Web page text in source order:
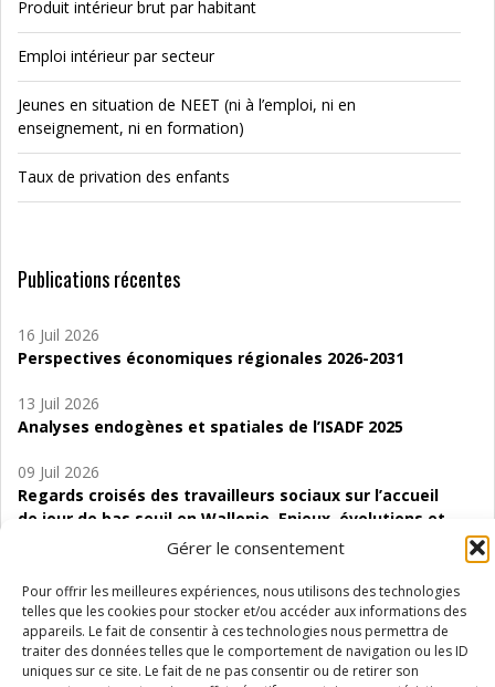
Gérer le consentement
Pour offrir les meilleures expériences, nous utilisons des technologies
telles que les cookies pour stocker et/ou accéder aux informations des
appareils. Le fait de consentir à ces technologies nous permettra de
traiter des données telles que le comportement de navigation ou les ID
uniques sur ce site. Le fait de ne pas consentir ou de retirer son
Produit intérieur brut par habitant
Emploi intérieur par secteur
Jeunes en situation de NEET (ni à l’emploi, ni en
enseignement, ni en formation)
Taux de privation des enfants
Publications récentes
16 Juil 2026
Perspectives économiques régionales 2026-2031
13 Juil 2026
Analyses endogènes et spatiales de l’ISADF 2025
09 Juil 2026
Regards croisés des travailleurs sociaux sur l’accueil
de jour de bas seuil en Wallonie. Enjeux, évolutions et
06 Juil 2026
Étude d’évaluabilité des Structures
d’accompagnement à l’autocréation d’emploi (SAACE)
01 Juil 2026